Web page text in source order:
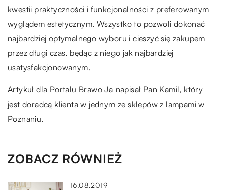
kwestii praktyczności i funkcjonalności z preferowanym
wyglądem estetycznym. Wszystko to pozwoli dokonać
najbardziej optymalnego wyboru i cieszyć się zakupem
przez długi czas, będąc z niego jak najbardziej
usatysfakcjonowanym.
Artykuł dla Portalu Brawo Ja napisał Pan Kamil, który
jest doradcą klienta w jednym ze sklepów z lampami w
Poznaniu.
ZOBACZ RÓWNIEŻ
16.08.2019